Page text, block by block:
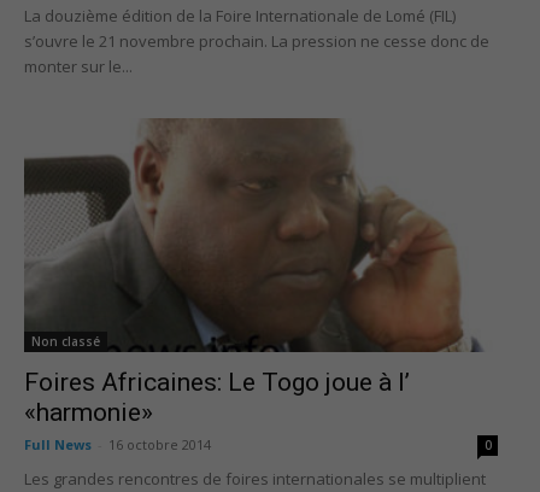
La douzième édition de la Foire Internationale de Lomé (FIL)
s’ouvre le 21 novembre prochain. La pression ne cesse donc de
monter sur le...
Non classé
Foires Africaines: Le Togo joue à l’
«harmonie»
Full News 16 octobre 2014 0
Les grandes rencontres de foires internationales se multiplient